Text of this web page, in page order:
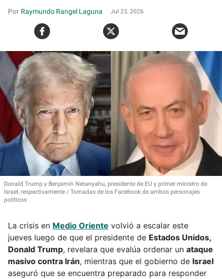
Raymundo Rangel Laguna Jul 23, 2026
Donald Trump y Benjamín Netanyahu, presidente de EU y primer ministro de
Israel, respectivamente
Tomadas de los Facebook de ambos personajes
políticos
La crisis en Medio Oriente volvió a escalar este
jueves luego de que el presidente de Estados Unidos,
Donald Trump, revelara que evalúa ordenar un ataque
masivo contra Irán, mientras que el gobierno de Israel
aseguró que se encuentra preparado para responder